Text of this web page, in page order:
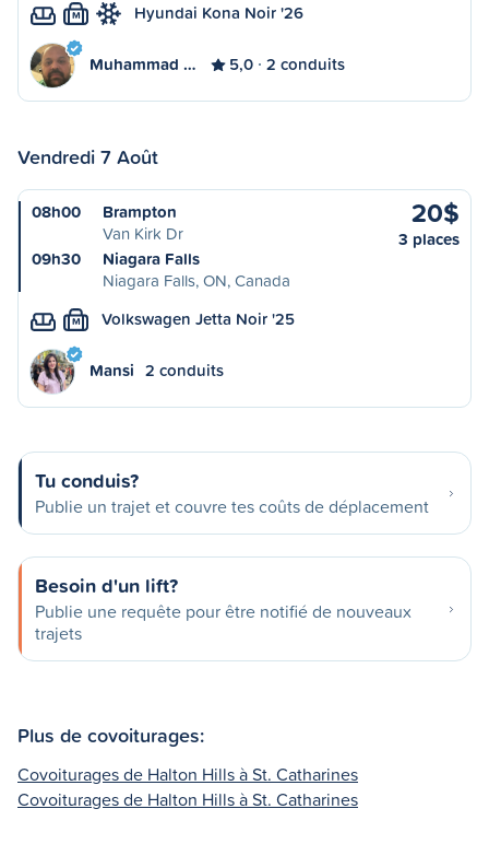
M Hyundai Kona Noir '26
Muhammad … 5,0 2 conduits
Vendredi 7 Août
08h00
Brampton
Van Kirk Dr
09h30
Niagara Falls
Niagara Falls, ON, Canada
20$
3 places
M Volkswagen Jetta Noir '25
Mansi 2 conduits
Tu conduis?
Publie un trajet et couvre tes coûts de déplacement
Besoin d'un lift?
Publie une requête pour être notifié de nouveaux
trajets
Plus de covoiturages:
Covoiturages de Halton Hills à St. Catharines
Covoiturages de Halton Hills à St. Catharines